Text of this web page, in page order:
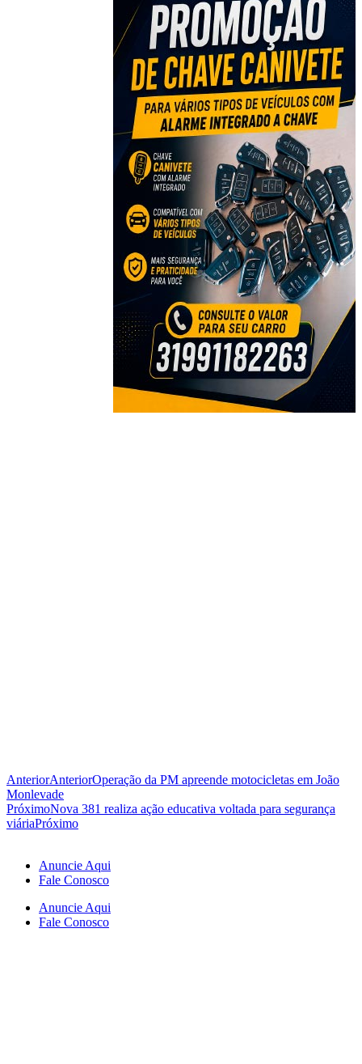
AnteriorAnteriorOperação da PM apreende motocicletas em João
Monlevade
PróximoNova 381 realiza ação educativa voltada para segurança
viáriaPróximo
Anuncie Aqui
Fale Conosco
Anuncie Aqui
Fale Conosco